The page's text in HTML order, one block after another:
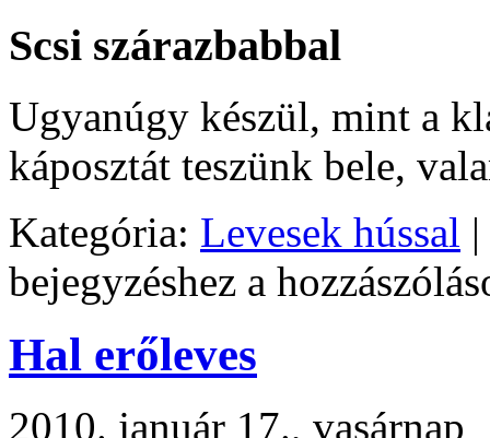
Scsi szárazbabbal
Ugyanúgy készül, mint a
káposztát teszünk bele,
Kategória: Levesek hússal
bejegyzéshez a
Hal erőleves
2010. január 17., vasárnap